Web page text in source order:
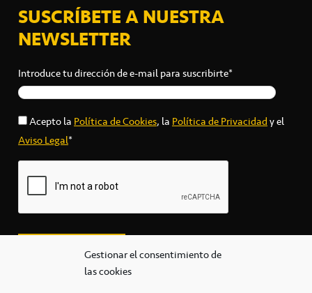
Gestionar el consentimiento de
las cookies
SUSCRÍBETE A NUESTRA
NEWSLETTER
Introduce tu dirección de e-mail para suscribirte*
Acepto laPolítica de Cookies, laPolítica de Privacidady el
Aviso Legal*